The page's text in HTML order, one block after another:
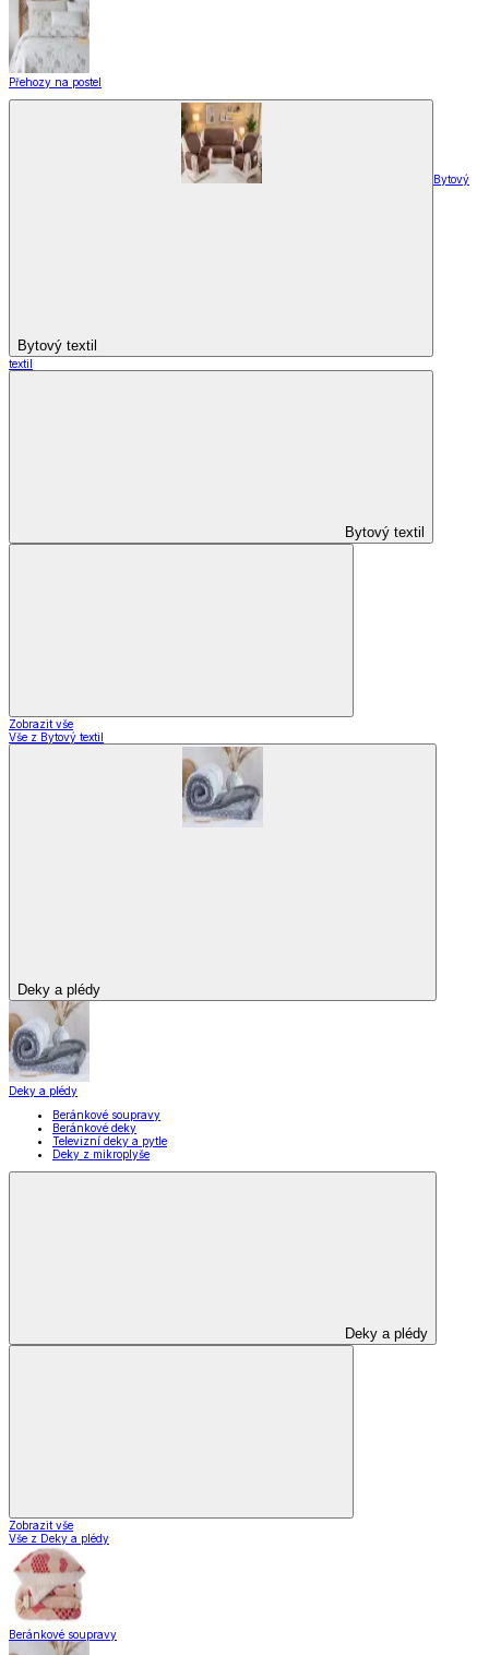
Přehozy na postel
Bytový textil
Bytový
textil
Bytový textil
Zobrazit vše
Vše z Bytový textil
Deky a plédy
Deky a plédy
Beránkové soupravy
Beránkové deky
Televizní deky a pytle
Deky z mikroplyše
Deky a plédy
Zobrazit vše
Vše z Deky a plédy
Beránkové soupravy